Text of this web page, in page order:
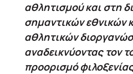
αθλητισμού και στη
σημαντικών εθνικών
αθλητικών
αναδεικνύοντας τον
προορισμό